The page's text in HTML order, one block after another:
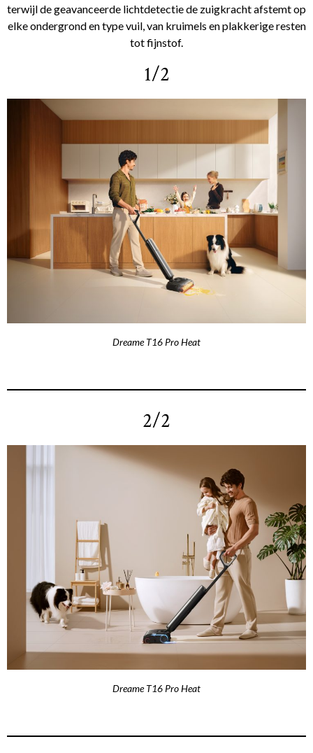
terwijl de geavanceerde lichtdetectie de zuigkracht afstemt op
elke ondergrond en type vuil, van kruimels en plakkerige resten
tot fijnstof.
1/2
Dreame T16 Pro Heat
2/2
Dreame T16 Pro Heat